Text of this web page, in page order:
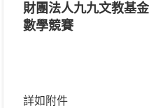
財團法人九九文教基
數學競賽
詳如附件